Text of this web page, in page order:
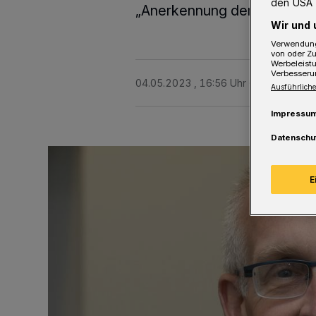
„Anerkennung der
04.05.2023 , 16:56 Uhr 2 Minuten
den USA
Wir und
von oder